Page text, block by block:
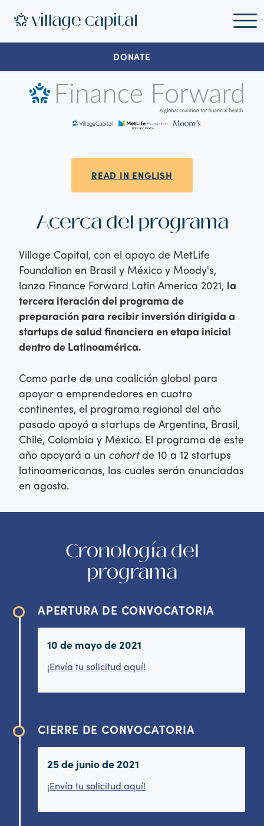
DONATE
READ IN ENGLISH
Acerca del programa
Village Capital, con el apoyo de MetLife
Foundation en Brasil y México y Moody's,
lanza Finance Forward Latin America 2021, la
tercera iteración del programa de
preparación para recibir inversión dirigida a
startups de salud financiera en etapa inicial
dentro de Latinoamérica.
Como parte de una coalición global para
apoyar a emprendedores en cuatro
continentes, el programa regional del año
pasado apoyó a startups de Argentina, Brasil,
Chile, Colombia y México. El programa de este
año apoyará a un cohortde 10 a 12 startups
latinoamericanas, las cuales serán anunciadas
en agosto.
Cronología del
programa
APERTURA DE CONVOCATORIA
10 de mayo de 2021
¡Envía tu solicitud aquí!
CIERRE DE CONVOCATORIA
25 de junio de 2021
¡Envía tu solicitud aquí!